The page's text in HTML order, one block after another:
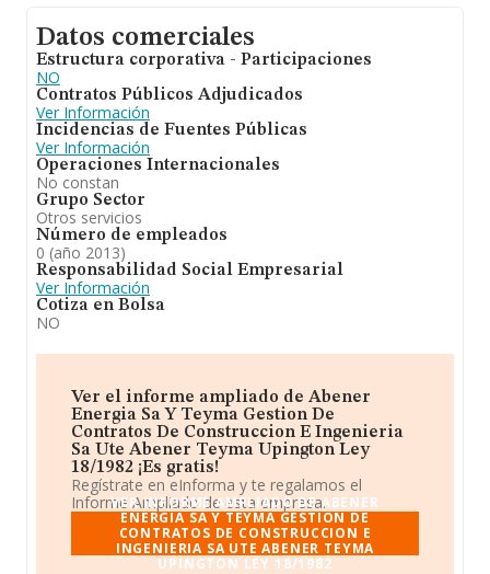
Datos comerciales
Estructura corporativa - Participaciones
NO
Contratos Públicos Adjudicados
Ver Información
Incidencias de Fuentes Públicas
Ver Información
Operaciones Internacionales
No constan
Grupo Sector
Otros servicios
Número de empleados
0 (año 2013)
Responsabilidad Social Empresarial
Ver Información
Cotiza en Bolsa
NO
Ver el informe ampliado de Abener
Energia Sa Y Teyma Gestion De
Contratos De Construccion E Ingenieria
Sa Ute Abener Teyma Upington Ley
18/1982 ¡Es gratis!
Regístrate en eInforma y te regalamos el
Informe Ampliado de esta empresa.
VER INFORME AMPLIADO DE ABENER
ENERGIA SA Y TEYMA GESTION DE
CONTRATOS DE CONSTRUCCION E
INGENIERIA SA UTE ABENER TEYMA
UPINGTON LEY 18/1982